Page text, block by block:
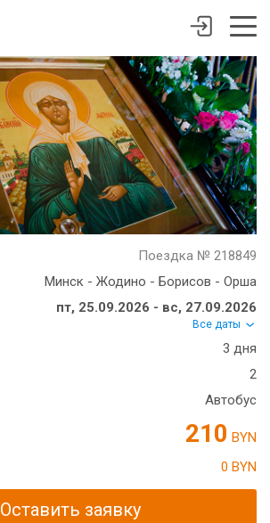
Поездка № 218849
Минск - Жодино - Борисов - Орша
пт, 25.09.2026 - вс, 27.09.2026
Все даты
3 дня
2
Автобус
210 BYN
0 BYN
Оставить заявку